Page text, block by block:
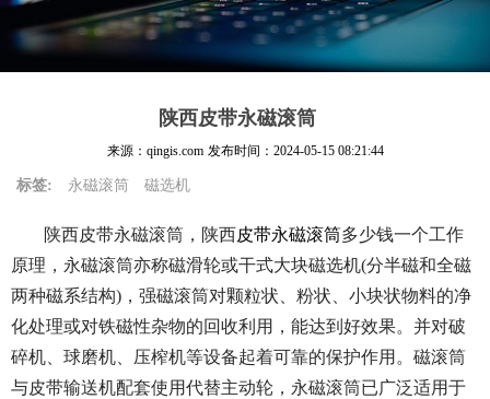
陕西皮带永磁滚筒
来源：qingis.com 发布时间： 2024-05-15 08:21:44
标签: 永磁滚筒 磁选机
陕西皮带永磁滚筒，陕西皮带永磁滚筒多少钱一个工作
原理，永磁滚筒亦称磁滑轮或干式大块磁选机(分半磁和全磁
两种磁系结构)，强磁滚筒对颗粒状、粉状、小块状物料的净
化处理或对铁磁性杂物的回收利用，能达到好效果。并对破
碎机、球磨机、压榨机等设备起着可靠的保护作用。磁滚筒
与皮带输送机配套使用代替主动轮，永磁滚筒已广泛适用于